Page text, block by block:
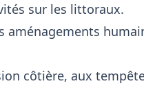
sur les littoraux.
côtière, aux